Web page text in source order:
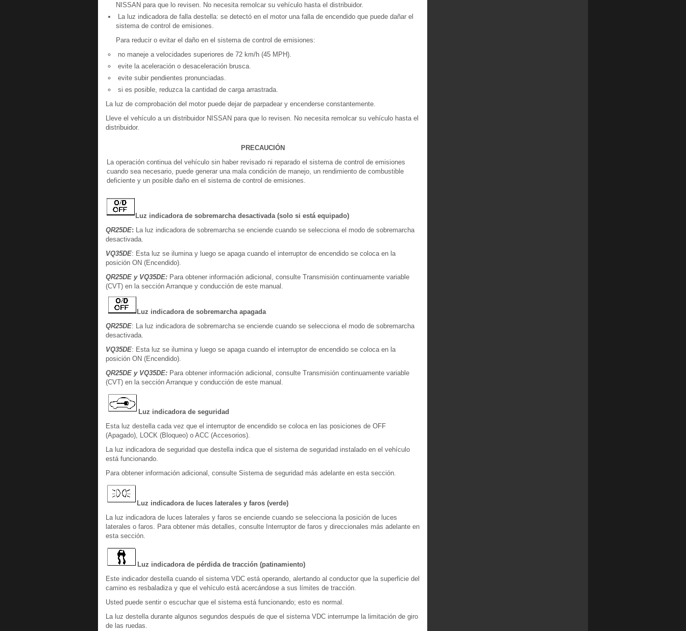
NISSAN para que lo revisen. No necesita remolcar su vehículo hasta el distribuidor.
La luz indicadora de falla destella: se detectó en el motor una falla de encendido que puede dañar el
sistema de control de emisiones.
Para reducir o evitar el daño en el sistema de control de emisiones:
no maneje a velocidades superiores de 72 km/h (45 MPH).
evite la aceleración o desaceleración brusca.
evite subir pendientes pronunciadas.
si es posible, reduzca la cantidad de carga arrastrada.
La luz de comprobación del motor puede dejar de parpadear y encenderse constantemente.
Lleve el vehículo a un distribuidor NISSAN para que lo revisen. No necesita remolcar su vehículo hasta el
distribuidor.
PRECAUCIÓN
La operación continua del vehículo sin haber revisado ni reparado el sistema de control de emisiones
cuando sea necesario, puede generar una mala condición de manejo, un rendimiento de combustible
deficiente y un posible daño en el sistema de control de emisiones.
Luz indicadora de sobremarcha desactivada (solo si está equipado)
QR25DE: La luz indicadora de sobremarcha se enciende cuando se selecciona el modo de sobremarcha
desactivada.
VQ35DE: Esta luz se ilumina y luego se apaga cuando el interruptor de encendido se coloca en la
posición ON (Encendido).
QR25DE y VQ35DE: Para obtener información adicional, consulte Transmisión continuamente variable
(CVT) en la sección Arranque y conducción de este manual.
Luz indicadora de sobremarcha apagada
QR25DE: La luz indicadora de sobremarcha se enciende cuando se selecciona el modo de sobremarcha
desactivada.
VQ35DE: Esta luz se ilumina y luego se apaga cuando el interruptor de encendido se coloca en la
posición ON (Encendido).
QR25DE y VQ35DE: Para obtener información adicional, consulte Transmisión continuamente variable
(CVT) en la sección Arranque y conducción de este manual.
Luz indicadora de seguridad
Esta luz destella cada vez que el interruptor de encendido se coloca en las posiciones de OFF
(Apagado), LOCK (Bloqueo) o ACC (Accesorios).
La luz indicadora de seguridad que destella indica que el sistema de seguridad instalado en el vehículo
está funcionando.
Para obtener información adicional, consulte Sistema de seguridad más adelante en esta sección.
Luz indicadora de luces laterales y faros (verde)
La luz indicadora de luces laterales y faros se enciende cuando se selecciona la posición de luces
laterales o faros. Para obtener más detalles, consulte Interruptor de faros y direccionales más adelante en
esta sección.
Luz indicadora de pérdida de tracción (patinamiento)
Este indicador destella cuando el sistema VDC está operando, alertando al conductor que la superficie del
camino es resbaladiza y que el vehículo está acercándose a sus límites de tracción.
Usted puede sentir o escuchar que el sistema está funcionando; esto es normal.
La luz destella durante algunos segundos después de que el sistema VDC interrumpe la limitación de giro
de las ruedas.